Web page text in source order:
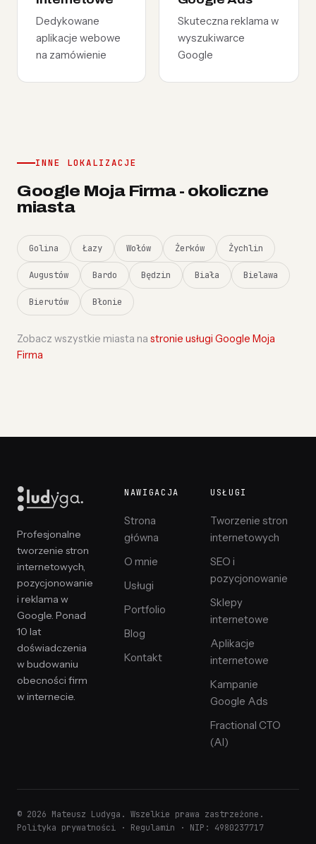
Dedykowane
aplikacje webowe
na zamówienie
Skuteczna reklama w
wyszukiwarce
Google
INNE LOKALIZACJE
Google Moja Firma - okoliczne
miasta
Golina Łazy Wołów Żerków Żychlin
Augustów Bardo Będzin Biała Bielawa
Bierutów Błonie
Zobacz wszystkie miasta na stronie usługi Google Moja
Firma
Profesjonalne
tworzenie stron
internetowych,
pozycjonowanie
i reklama w
Google. Ponad
10 lat
doświadczenia
w budowaniu
obecności firm
w internecie.
NAWIGACJA
Strona
główna
O mnie
Usługi
Portfolio
Blog
Kontakt
USŁUGI
Tworzenie stron
internetowych
SEO i
pozycjonowanie
Sklepy
internetowe
Aplikacje
internetowe
Kampanie
Google Ads
Fractional CTO
(AI)
© 2026 Mateusz Ludyga. Wszelkie prawa zastrzeżone.
Polityka prywatności · Regulamin · NIP: 4980237717